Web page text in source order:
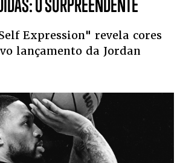
Expression" revela cores
lançamento da Jordan